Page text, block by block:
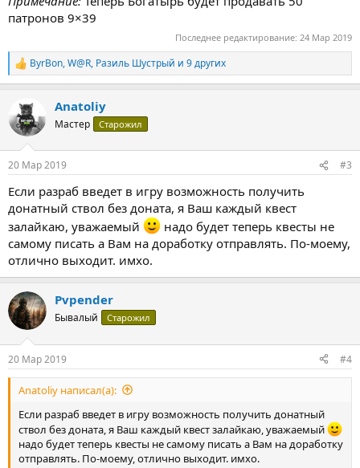
патронов 9×39
Последнее редактирование: 24 Мар 2019
Р
е
ц
и
ByrBon,W@R, Разиль Шустрый и 9 других
Anatoliy
Мастер Старожил
20 Мар 2019 #3
Если разраб введет в игру возможность получить
донатный ствол без доната, я Ваш каждый квест
залайкаю, уважаемый
надо будет теперь квесты не
самому писать а Вам на доработку отправлять. По-моему,
отлично выходит. имхо.
Pvpender
Бывалый Старожил
20 Мар 2019 #4
Anatoliy написал(а):
Если разраб введет в игру возможность получить донатный
ствол без доната, я Ваш каждый квест залайкаю, уважаемый
надо будет теперь квесты не самому писать а Вам на доработку
отправлять. По-моему, отлично выходит. имхо.